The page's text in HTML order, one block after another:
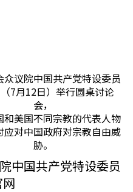
众议院中国共产党特设委员
7月12日）举行圆桌讨论
会，
和美国不同宗教的代表人物
应对中国政府对宗教自由威
胁。
中国共产党特设委员